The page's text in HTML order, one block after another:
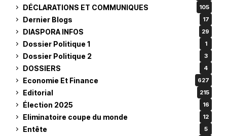
DÉCLARATIONS ET COMMUNIQUES 105
Dernier Blogs 17
DIASPORA INFOS 29
Dossier Politique 1 1
Dossier Politique 2 3
DOSSIERS 4
Economie Et Finance 627
Editorial 215
Élection 2025 16
Eliminatoire coupe du monde 12
Entête 5